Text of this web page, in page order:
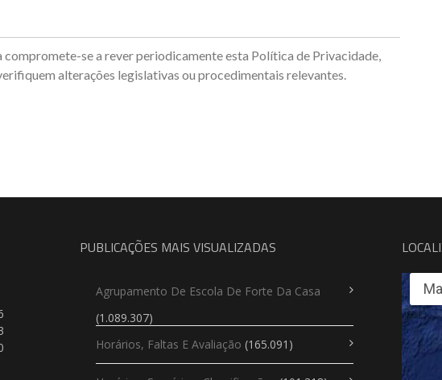
compromete-se a rever periodicamente esta Política de Privacidade,
alterações legislativas ou procedimentais relevantes.
PUBLICAÇÕES MAIS VISUALIZADAS
Agrupamento De Escola De Forte Da Casa
(1.089.307)
Horários, Faltas E Avaliação (165.091)